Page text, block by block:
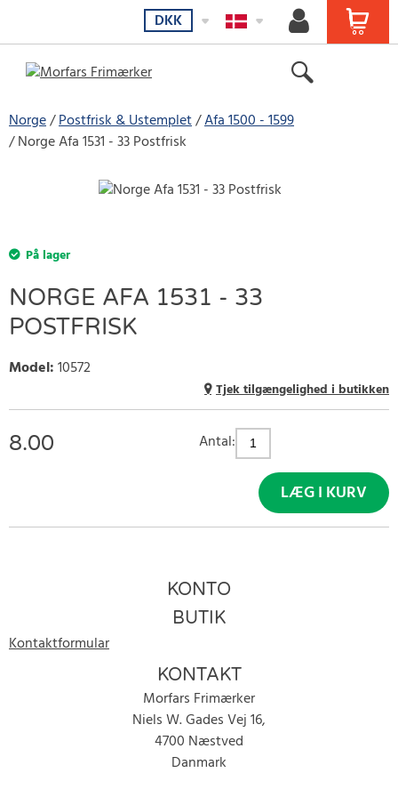
DKK
Norge Postfrisk & Ustemplet Afa 1500 - 1599
Norge Afa 1531 - 33 Postfrisk
På lager
NORGE AFA 1531 - 33
POSTFRISK
Model:10572
Tjek tilgængelighed i butikken
8.00 Antal:
LÆG I KURV
KONTO
BUTIK
Kontaktformular
KONTAKT
Morfars Frimærker
Niels W. Gades Vej 16,
4700 Næstved
Danmark